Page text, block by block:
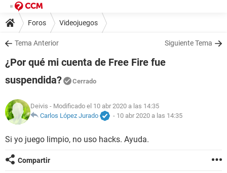
Foros Videojuegos
Tema Anterior Siguiente Tema
¿Por qué mi cuenta de Free Fire fue
suspendida?
Cerrado
Deivis - Modificado el 10 abr 2020 a las 14:35
Carlos López Jurado
- 10 abr 2020 a las 14:35
Si yo juego limpio, no uso hacks. Ayuda.
Compartir